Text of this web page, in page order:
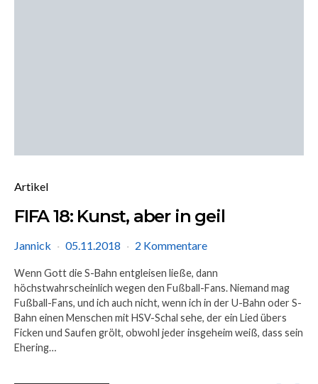
Artikel
FIFA 18: Kunst, aber in geil
Jannick 05.11.2018 2 Kommentare
Wenn Gott die S-Bahn entgleisen ließe, dann
höchstwahrscheinlich wegen den Fußball-Fans. Niemand mag
Fußball-Fans, und ich auch nicht, wenn ich in der U-Bahn oder S-
Bahn einen Menschen mit HSV-Schal sehe, der ein Lied übers
Ficken und Saufen grölt, obwohl jeder insgeheim weiß, dass sein
Ehering…